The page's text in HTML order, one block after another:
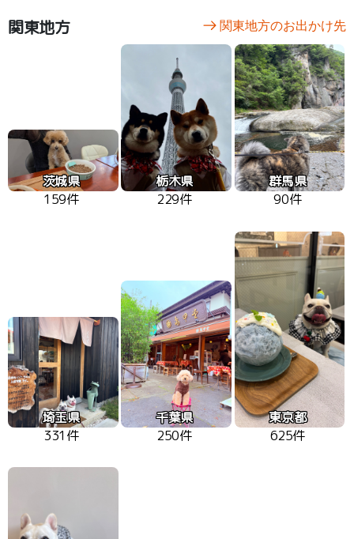
関東地方 関東地方のお出かけ先
茨城県
159件
栃木県
229件
群馬県
90件
埼玉県
331件
千葉県
250件
東京都
625件